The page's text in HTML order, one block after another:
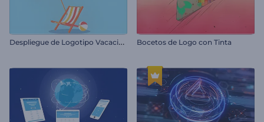
D
espliegue de Logotipo Vacaciones Líquidas Bocetos de Logo con Tinta